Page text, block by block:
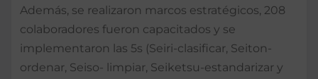
Además, se realizaron marcos estratégicos, 208
colaboradores fueron capacitados y se
implementaron las 5s (Seiri-clasificar, Seiton-
ordenar, Seiso- limpiar, Seiketsu-estandarizar y